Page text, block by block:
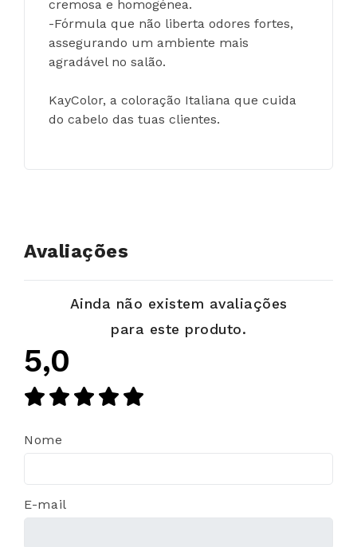
cremosa e homogénea.
-Fórmula que não liberta odores fortes,
assegurando um ambiente mais
agradável no salão.
KayColor, a coloração Italiana que cuida
do cabelo das tuas clientes.
Avaliações
Ainda não existem avaliações
para este produto.
5,0
Nome
E-mail